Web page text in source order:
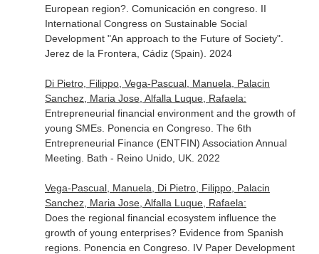
European region?. Comunicación en congreso. II
International Congress on Sustainable Social
Development "An approach to the Future of Society".
Jerez de la Frontera, Cádiz (Spain). 2024
Di Pietro, Filippo, Vega-Pascual, Manuela, Palacin
Sanchez, Maria Jose, Alfalla Luque, Rafaela:
Entrepreneurial financial environment and the growth of
young SMEs. Ponencia en Congreso. The 6th
Entrepreneurial Finance (ENTFIN) Association Annual
Meeting. Bath - Reino Unido, UK. 2022
Vega-Pascual, Manuela, Di Pietro, Filippo, Palacin
Sanchez, Maria Jose, Alfalla Luque, Rafaela:
Does the regional financial ecosystem influence the
growth of young enterprises? Evidence from Spanish
regions. Ponencia en Congreso. IV Paper Development